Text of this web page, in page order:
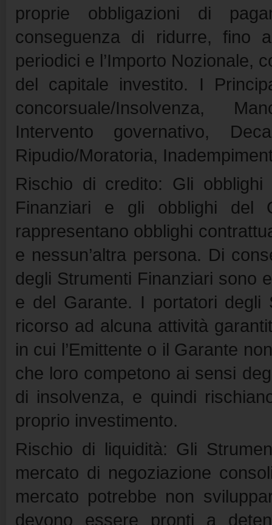
proprie obbligazioni di
conseguenza di ridurre, fino
periodici e l’Importo Nozionale,
del capitale investito. I
concorsuale/Insolvenza,
Intervento governativo,
Ripudio/Moratoria,
Rischio di credito: Gli obblighi
Finanziari e gli obblighi del
rappresentano obblighi
e nessun’altra persona. Di
degli Strumenti Finanziari sono
e del Garante. I portatori degli
ricorso ad alcuna attività
in cui l’Emittente o il Garante
che loro competono ai sensi
di insolvenza, e quindi
proprio investimento.
Rischio di liquidità: Gli
mercato di negoziazione
mercato potrebbe non
devono essere pronti a